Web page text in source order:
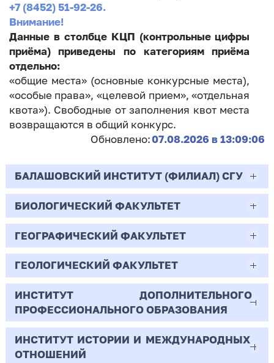
+7 (8452) 51-92-26.
Внимание!
Данные в столбце КЦП (контрольные цифры
приёма) приведены по категориям приёма
отдельно:
«общие места» (основные конкурсные места),
«особые права», «целевой прием», «отдельная
квота»). Свободные от заполнения квот места
возвращаются в общий конкурс.
Обновлено:07.08.2026 в 13:09:06
БАЛАШОВСКИЙ ИНСТИТУТ (ФИЛИАЛ) СГУ
44.03.02
Психолого-педагогическое образование
Очная | Бакалавр
Всего бюджетных мест - 10
Бюджет/
Общие места
Профиль: Практическая
психология образования
БИОЛОГИЧЕСКИЙ ФАКУЛЬТЕТ
06.03.01
Биология
Очная | Бакалавр
Всего бюджетных мест - 50
Бюджет/Общие места
ГЕОГРАФИЧЕСКИЙ ФАКУЛЬТЕТ
05.03.02
География
Очная | Бакалавр
Всего бюджетных мест - 15
ГЕОЛОГИЧЕСКИЙ ФАКУЛЬТЕТ
05.03.01
Геология
Очная | Бакалавр
ИНСТИТУТ ДОПОЛНИТЕЛЬНОГО
ПРОФЕССИОНАЛЬНОГО ОБРАЗОВАНИЯ
38.03.02
ИНСТИТУТ ИСТОРИИ И МЕЖДУНАРОДНЫХ
ОТНОШЕНИЙ